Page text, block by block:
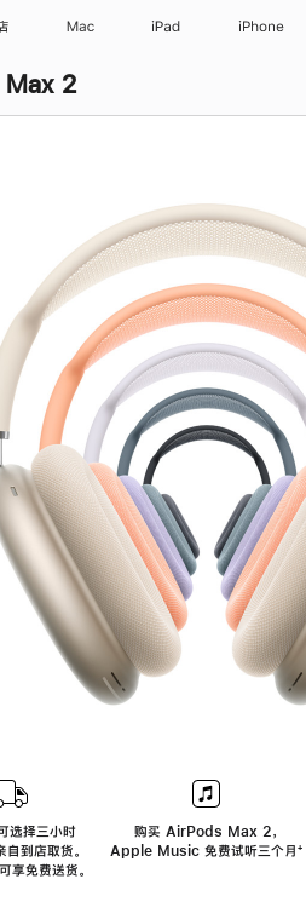
Mac iPad iPhone
Max 2
Max 2
选择三小时
自到店取货。
享免费送货。
购买 AirPods Max 2，
Apple Music 免费试听三个月‍脚
‍⁺